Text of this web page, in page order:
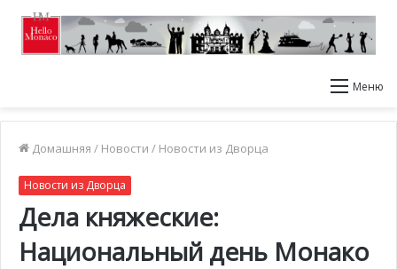
Меню
Домашняя / Новости / Новости из Дворца
Новости из Дворца
Дела княжеские:
Национальный день Монако